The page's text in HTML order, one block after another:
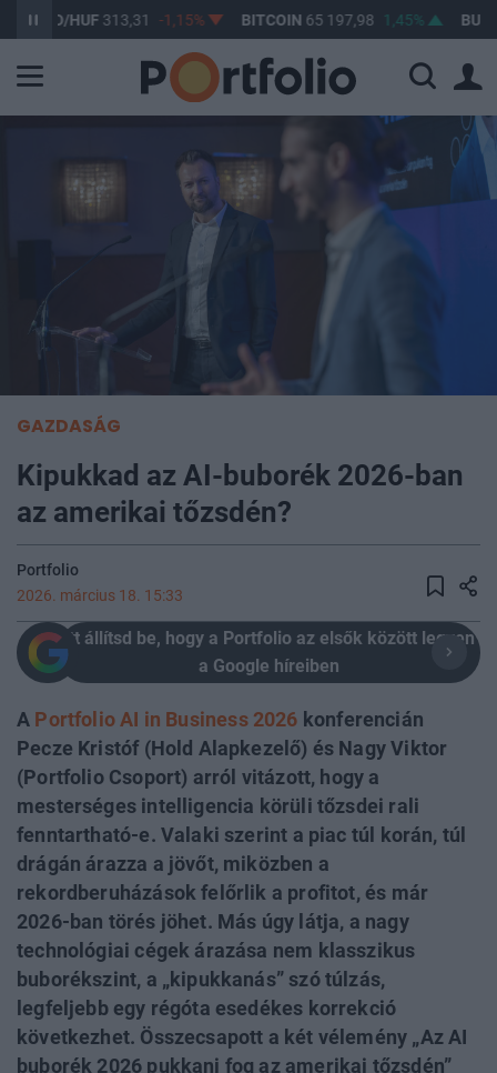
HUF 313,31 -1,15% BITCOIN65 197,98 1,45% BUX 148
GAZDASÁG
Kipukkad az AI-buborék 2026-ban
az amerikai tőzsdén?
Portfolio
2026. március 18. 15:33
Itt állítsd be, hogy a Portfolio az elsők között legyen
a Google híreiben
A Portfolio AI in Business 2026 konferencián
Pecze Kristóf (Hold Alapkezelő) és Nagy Viktor
(Portfolio Csoport) arról vitázott, hogy a
mesterséges intelligencia körüli tőzsdei rali
fenntartható-e. Valaki szerint a piac túl korán, túl
drágán árazza a jövőt, miközben a
rekordberuházások felőrlik a profitot, és már
2026-ban törés jöhet. Más úgy látja, a nagy
technológiai cégek árazása nem klasszikus
buborékszint, a „kipukkanás” szó túlzás,
legfeljebb egy régóta esedékes korrekció
következhet. Összecsapott a két vélemény „Az AI
buborék 2026 pukkani fog az amerikai tőzsdén”